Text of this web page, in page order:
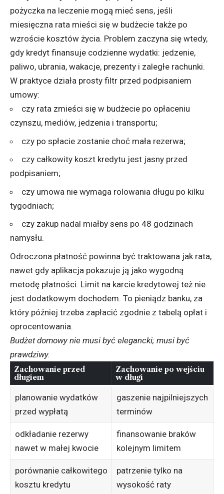
pożyczka na leczenie mogą mieć sens, jeśli
miesięczna rata mieści się w budżecie także po
wzroście kosztów życia. Problem zaczyna się wtedy,
gdy kredyt finansuje codzienne wydatki: jedzenie,
paliwo, ubrania, wakacje, prezenty i zaległe rachunki.
W praktyce działa prosty filtr przed podpisaniem
umowy:
czy rata zmieści się w budżecie po opłaceniu
czynszu, mediów, jedzenia i transportu;
czy po spłacie zostanie choć mała rezerwa;
czy całkowity koszt kredytu jest jasny przed
podpisaniem;
czy umowa nie wymaga rolowania długu po kilku
tygodniach;
czy zakup nadal miałby sens po 48 godzinach
namysłu.
Odroczona płatność powinna być traktowana jak rata,
nawet gdy aplikacja pokazuje ją jako wygodną
metodę płatności. Limit na karcie kredytowej też nie
jest dodatkowym dochodem. To pieniądz banku, za
który później trzeba zapłacić zgodnie z tabelą opłat i
oprocentowania.
Budżet domowy nie musi być elegancki; musi być
prawdziwy.
Zachowanie przed
długiem
Zachowanie po wejściu
w długi
planowanie wydatków
przed wypłatą
gaszenie najpilniejszych
terminów
odkładanie rezerwy
nawet w małej kwocie
finansowanie braków
kolejnym limitem
porównanie całkowitego
kosztu kredytu
patrzenie tylko na
wysokość raty